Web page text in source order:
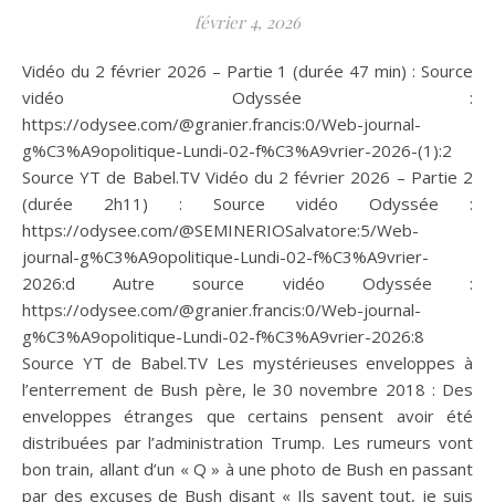
février 4, 2026
Vidéo du 2 février 2026 – Partie 1 (durée 47 min) : Source
vidéo Odyssée :
https://odysee.com/@granier.francis:0/Web-journal-
g%C3%A9opolitique-Lundi-02-f%C3%A9vrier-2026-(1):2
Source YT de Babel.TV Vidéo du 2 février 2026 – Partie 2
(durée 2h11) : Source vidéo Odyssée :
https://odysee.com/@SEMINERIOSalvatore:5/Web-
journal-g%C3%A9opolitique-Lundi-02-f%C3%A9vrier-
2026:d Autre source vidéo Odyssée :
https://odysee.com/@granier.francis:0/Web-journal-
g%C3%A9opolitique-Lundi-02-f%C3%A9vrier-2026:8
Source YT de Babel.TV Les mystérieuses enveloppes à
l’enterrement de Bush père, le 30 novembre 2018 : Des
enveloppes étranges que certains pensent avoir été
distribuées par l’administration Trump. Les rumeurs vont
bon train, allant d’un « Q » à une photo de Bush en passant
par des excuses de Bush disant « Ils savent tout, je suis